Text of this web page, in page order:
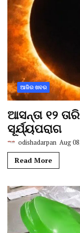
ଆଜିର ଖବର
ଆସନ୍ତା ୧୨
ସୂର୍ଯ୍ୟପରାଗ
odishadarpan Aug
Read More